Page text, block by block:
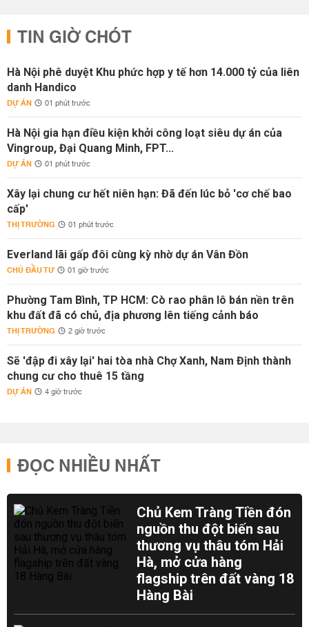
TIN GIỜ CHÓT
Hà Nội phê duyệt Khu phức hợp y tế hơn 14.000 tỷ của liên
danh Handico
DỰ ÁN 01 phút trước
Hà Nội gia hạn điều kiện khởi công loạt siêu dự án của
Vingroup, Đại Quang Minh, FPT...
DỰ ÁN 01 phút trước
Xây lại chung cư hết niên hạn: Đã đến lúc bỏ 'cơ chế bao
cấp'
THỊ TRƯỜNG 01 phút trước
Everland lãi gấp đôi cùng kỳ nhờ dự án Vân Đồn
CHỦ ĐẦU TƯ 01 giờ trước
Phường Tam Bình, TP HCM: Cò rao phân lô bán nền trên
khu đất đã có chủ, địa phương lên tiếng cảnh báo
THỊ TRƯỜNG 2 giờ trước
Sẽ 'đập đi xây lại' hai tòa nhà Chợ Xanh, Nam Định thành
chung cư cho thuê 15 tầng
DỰ ÁN 4 giờ trước
ĐỌC NHIỀU NHẤT
Chủ Kem Tràng Tiền đón
nguồn thu đột biến sau
thương vụ thâu tóm Hải
Hà, mở cửa hàng
flagship trên đất vàng 18
Hàng Bài